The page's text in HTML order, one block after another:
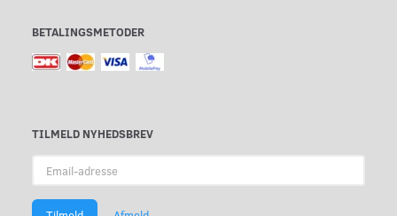
BETALINGSMETODER
TILMELD NYHEDSBREV
adresse